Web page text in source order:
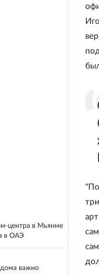
центра в Мьянме
в ОАЭ
дома важно